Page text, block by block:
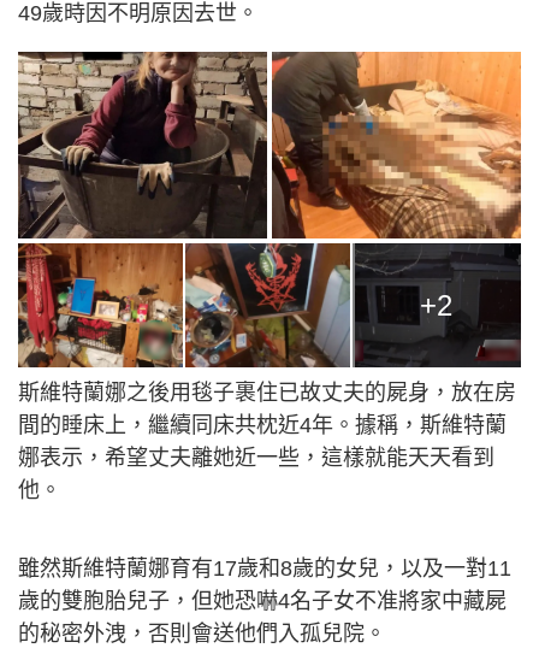
49歲時因不明原因去世。
+2
斯維特蘭娜之後用毯子裹住已故丈夫的屍身，放在房
間的睡床上，繼續同床共枕近4年。據稱，斯維特蘭
娜表示，希望丈夫離她近一些，這樣就能天天看到
他。
雖然斯維特蘭娜育有17歲和8歲的女兒，以及一對11
歲的雙胞胎兒子，但她恐嚇4名子女不准將家中藏屍
的秘密外洩，否則會送他們入孤兒院。